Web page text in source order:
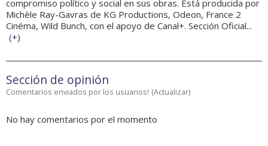
compromiso político y social en sus obras. Está producida por
Michèle Ray-Gavras de KG Productions, Odeon, France 2
Cinéma, Wild Bunch, con el apoyo de Canal+. Sección Oficial...
(+)
Sección de opinión
Comentarios enviados por los usuarios! (Actualizar)
No hay comentarios por el momento